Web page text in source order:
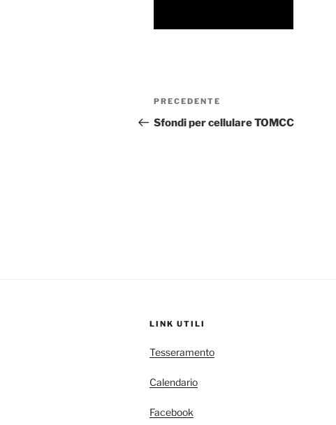
Navigazione
articoli
Articolo
precedente:
PRECEDENTE
Sfondi per cellulare TOMCC
LINK UTILI
Tesseramento
Calendario
Facebook